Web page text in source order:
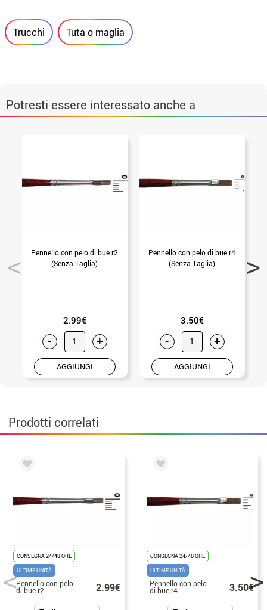
Trucchi Tuta o maglia
Potresti essere interessato anche a
Pennello con pelo di bue r2
(Senza Taglia)
2.99€
- +
AGGIUNGI
Pennello con pelo di bue r4
(Senza Taglia)
3.50€
- +
AGGIUNGI
Prodotti correlati
CONSEGNA 24/48 ORE
ULTIME UNITÀ
Pennello con pelo
di bue r2 2.99€
CONSEGNA 24/48 ORE
ULTIME UNITÀ
Pennello con pelo
di bue r4 3.50€